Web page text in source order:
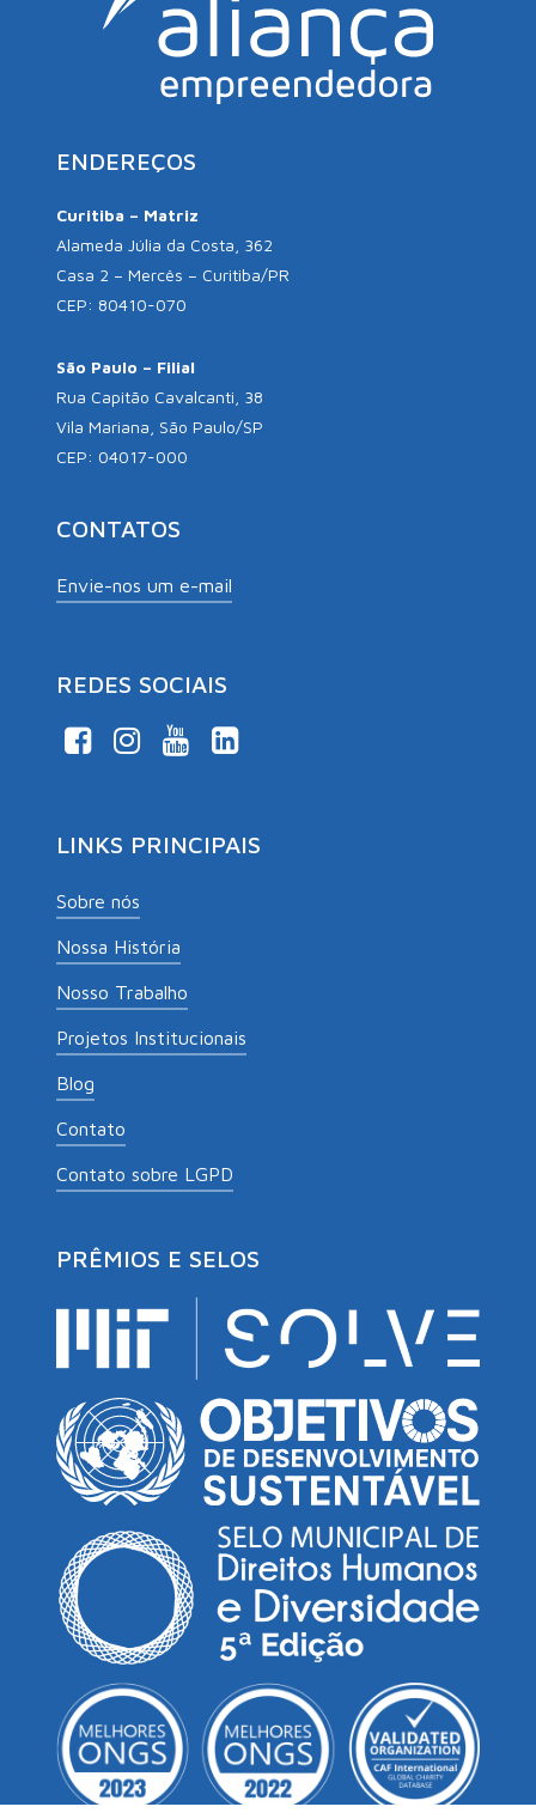
ENDEREÇOS
Curitiba – Matriz
Alameda Júlia da Costa, 362
Casa 2 – Mercês – Curitiba/PR
CEP: 80410-070
São Paulo – Filial
Rua Capitão Cavalcanti, 38
Vila Mariana, São Paulo/SP
CEP: 04017-000
CONTATOS
Envie-nos um e-mail
REDES SOCIAIS
LINKS PRINCIPAIS
Sobre nós
Nossa História
Nosso Trabalho
Projetos Institucionais
Blog
Contato
Contato sobre LGPD
PRÊMIOS E SELOS